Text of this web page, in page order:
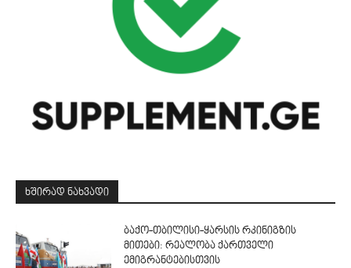
ᲮᲨᲘᲠᲐᲓ ᲜᲐᲮᲕᲐᲓᲘ
ბაქო-თბილისი-ყარსის რკინიგზის
მითები: რეალობა ქართველი
ემიგრანტებისთვის